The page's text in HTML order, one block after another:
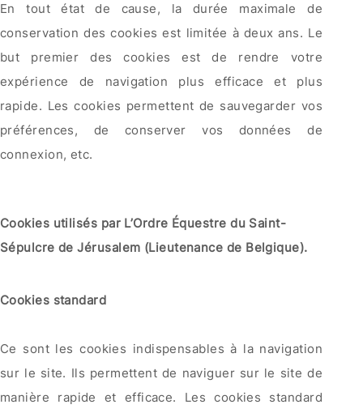
En tout état de cause, la durée maximale de
conservation des cookies est limitée à deux ans. Le
but premier des cookies est de rendre votre
expérience de navigation plus efficace et plus
rapide. Les cookies permettent de sauvegarder vos
préférences, de conserver vos données de
connexion, etc.
Cookies utilisés par L’Ordre Équestre du Saint-
Sépulcre de Jérusalem (Lieutenance de Belgique).
Cookies standard
Ce sont les cookies indispensables à la navigation
sur le site. Ils permettent de naviguer sur le site de
manière rapide et efficace. Les cookies standard